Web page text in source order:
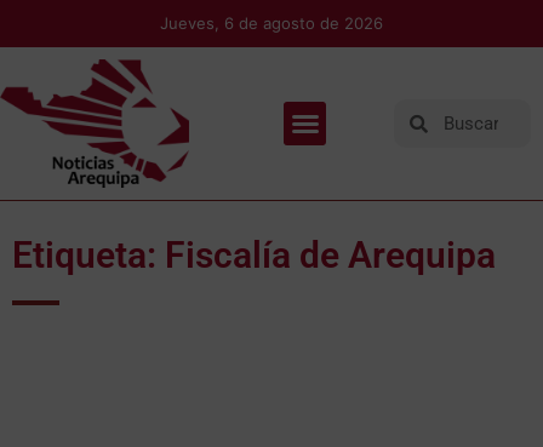
Jueves, 6 de agosto de 2026
Etiqueta: Fiscalía de Arequipa